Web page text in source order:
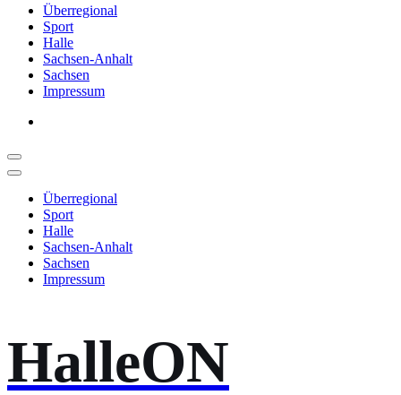
Überregional
Sport
Halle
Sachsen-Anhalt
Sachsen
Impressum
Überregional
Sport
Halle
Sachsen-Anhalt
Sachsen
Impressum
HalleON